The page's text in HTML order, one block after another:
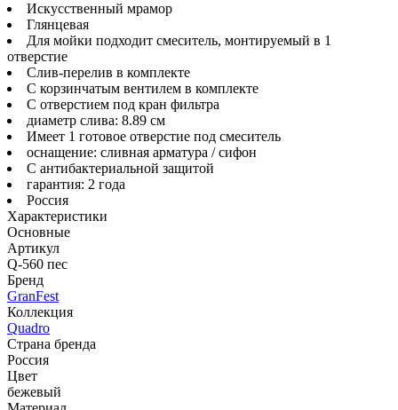
Искусственный мрамор
Глянцевая
Для мойки подходит смеситель, монтируемый в 1
отверстие
Слив-перелив в комплекте
С корзинчатым вентилем в комплекте
С отверстием под кран фильтра
диаметр слива: 8.89 см
Имеет 1 готовое отверстие под смеситель
оснащение: сливная арматура / сифон
С антибактериальной защитой
гарантия: 2 года
Россия
Характеристики
Основные
Артикул
Q-560 пес
Бренд
GranFest
Коллекция
Quadro
Страна бренда
Россия
Цвет
бежевый